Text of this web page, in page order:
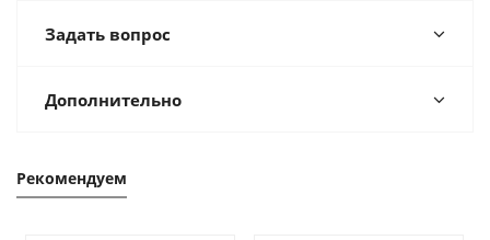
Задать вопрос
Дополнительно
Рекомендуем